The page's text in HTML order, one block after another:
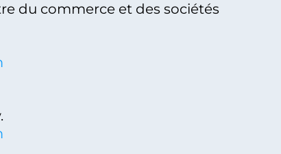
du commerce et des sociétés